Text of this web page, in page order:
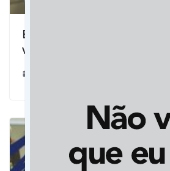
Eleitor já pode pedir
votar em trânsito